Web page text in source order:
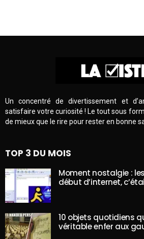
Un concentré de divertissement et
satisfaire votre curiosité ! Le tout sous
de mieux que le rire pour rester en bonne
TOP 3 DU MOIS
Moment nostalgie :
début d’internet,
10 objets quotidiens
véritable enfer aux